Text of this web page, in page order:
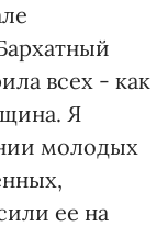
всех - как
Я
молодых
ее на